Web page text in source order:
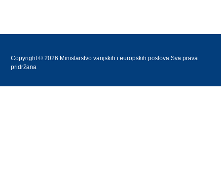
Copyright © 2026 Ministarstvo vanjskih i europskih poslova.Sva prava
pridržana